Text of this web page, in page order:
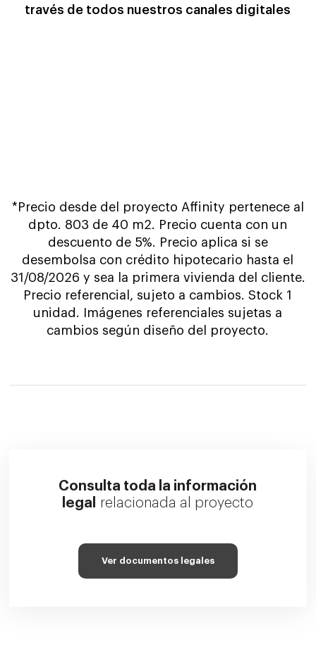
través de todos nuestros canales digitales
*Precio desde del proyecto Affinity pertenece al
dpto. 803 de 40 m2. Precio cuenta con un
descuento de 5%. Precio aplica si se
desembolsa con crédito hipotecario hasta el
31/08/2026 y sea la primera vivienda del cliente.
Precio referencial, sujeto a cambios. Stock 1
unidad. Imágenes referenciales sujetas a
cambios según diseño del proyecto.
Consulta toda la información
legal
relacionada al proyecto
Ver documentos legales